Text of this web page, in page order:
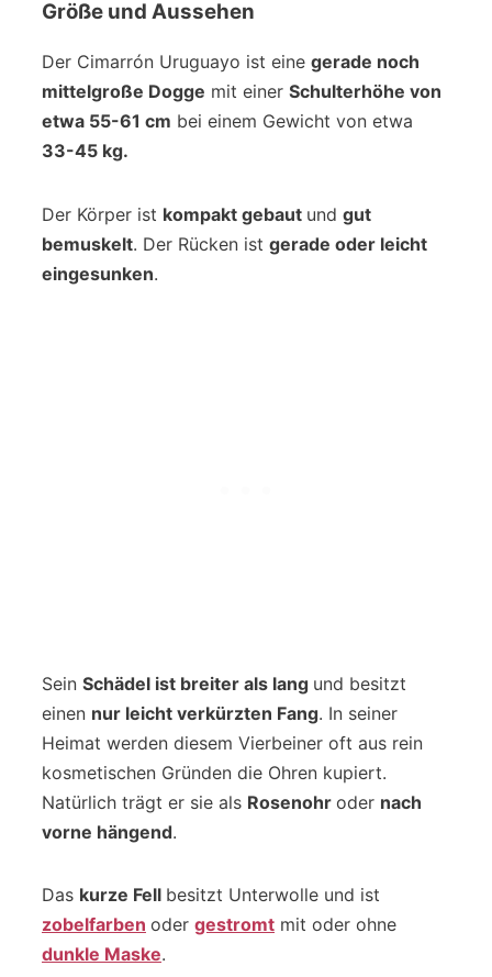
Größe und Aussehen
Der Cimarrón Uruguayo ist eine gerade noch
mittelgroße Dogge mit einer Schulterhöhe von
etwa 55-61 cm bei einem Gewicht von etwa
33-45 kg.
Der Körper ist kompakt gebaut und gut
bemuskelt. Der Rücken ist gerade oder leicht
eingesunken.
Sein Schädel ist breiter als lang und besitzt
einen nur leicht verkürzten Fang. In seiner
Heimat werden diesem Vierbeiner oft aus rein
kosmetischen Gründen die Ohren kupiert.
Natürlich trägt er sie als Rosenohr oder nach
vorne hängend.
Das kurze Fell besitzt Unterwolle und ist
zobelfarben oder gestromt mit oder ohne
dunkle Maske.